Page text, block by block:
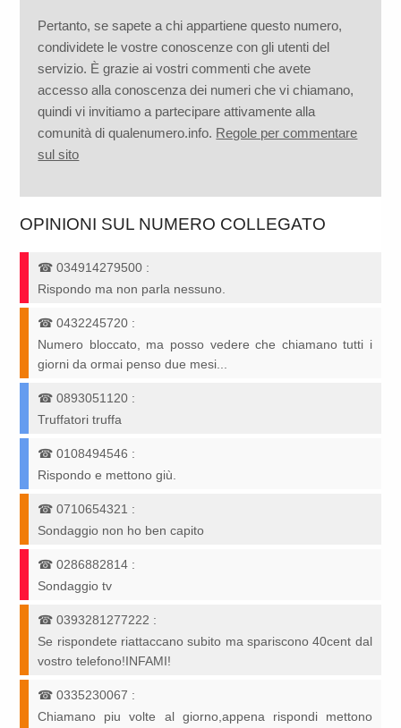
Pertanto, se sapete a chi appartiene questo numero,
condividete le vostre conoscenze con gli utenti del
servizio. È grazie ai vostri commenti che avete
accesso alla conoscenza dei numeri che vi chiamano,
quindi vi invitiamo a partecipare attivamente alla
comunità di qualenumero.info. Regole per commentare
sul sito
OPINIONI SUL NUMERO COLLEGATO
☎034914279500 :
Rispondo ma non parla nessuno.
☎0432245720 :
Numero bloccato, ma posso vedere che chiamano tutti i
giorni da ormai penso due mesi...
☎0893051120 :
Truffatori truffa
☎0108494546 :
Rispondo e mettono giù.
☎0710654321 :
Sondaggio non ho ben capito
☎0286882814 :
Sondaggio tv
☎0393281277222 :
Se rispondete riattaccano subito ma spariscono 40cent dal
vostro telefono!INFAMI!
☎0335230067 :
Chiamano piu volte al giorno,appena rispondi mettono